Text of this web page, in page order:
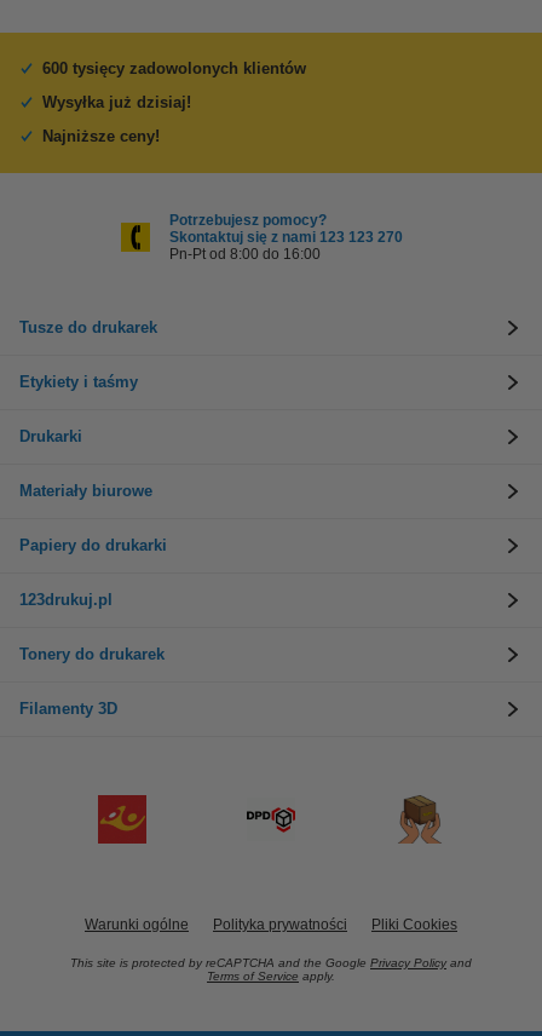
600 tysięcy zadowolonych klientów
Wysyłka już dzisiaj!
Najniższe ceny!
Potrzebujesz pomocy?
Skontaktuj się z nami 123 123 270
Pn-Pt od 8:00 do 16:00
Tusze do drukarek
Etykiety i taśmy
Drukarki
Materiały biurowe
Papiery do drukarki
123drukuj.pl
Tonery do drukarek
Filamenty 3D
Warunki ogólne Polityka prywatności Pliki Cookies
This site is protected by reCAPTCHA and the Google Privacy Policy and
Terms of Service apply.